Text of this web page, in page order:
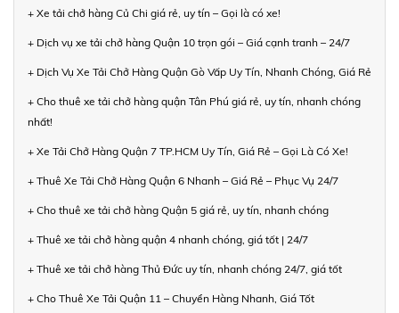
+ Xe tải chở hàng Củ Chi giá rẻ, uy tín – Gọi là có xe!
+ Dịch vụ xe tải chở hàng Quận 10 trọn gói – Giá cạnh tranh – 24/7
+ Dịch Vụ Xe Tải Chở Hàng Quận Gò Vấp Uy Tín, Nhanh Chóng, Giá Rẻ
+ Cho thuê xe tải chở hàng quận Tân Phú giá rẻ, uy tín, nhanh chóng
nhất!
+ Xe Tải Chở Hàng Quận 7 TP.HCM Uy Tín, Giá Rẻ – Gọi Là Có Xe!
+ Thuê Xe Tải Chở Hàng Quận 6 Nhanh – Giá Rẻ – Phục Vụ 24/7
+ Cho thuê xe tải chở hàng Quận 5 giá rẻ, uy tín, nhanh chóng
+ Thuê xe tải chở hàng quận 4 nhanh chóng, giá tốt | 24/7
+ Thuê xe tải chở hàng Thủ Đức uy tín, nhanh chóng 24/7, giá tốt
+ Cho Thuê Xe Tải Quận 11 – Chuyển Hàng Nhanh, Giá Tốt